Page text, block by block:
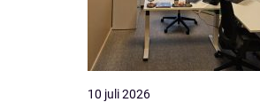
10 juli 2026